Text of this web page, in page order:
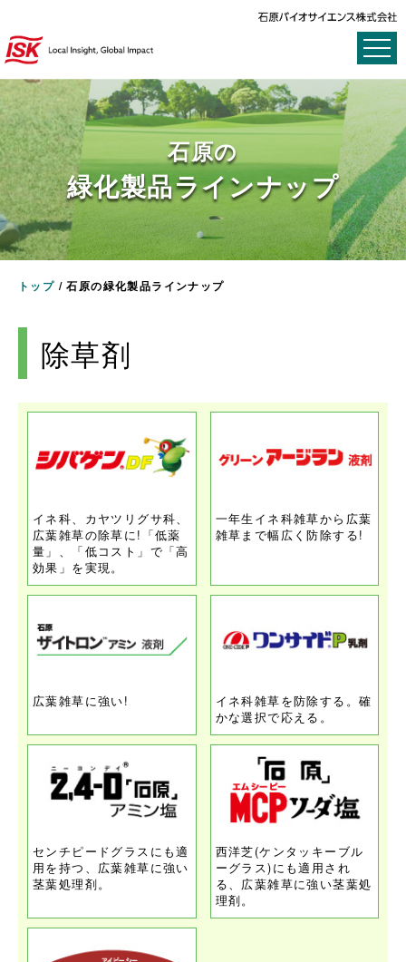
石原の
緑化製品ラインナップ
トップ /石原の緑化製品ラインナップ
除草剤
イネ科、カヤツリグサ科、
広葉雑草の除草に!「低薬
量」、「低コスト」で「高
効果」を実現。
一年生イネ科雑草から広葉
雑草まで幅広く防除する!
広葉雑草に強い!
イネ科雑草を防除する。確
かな選択で応える。
センチピードグラスにも適
用を持つ、広葉雑草に強い
茎葉処理剤。
西洋芝(ケンタッキーブル
ーグラス)にも適用され
る、広葉雑草に強い茎葉処
理剤。